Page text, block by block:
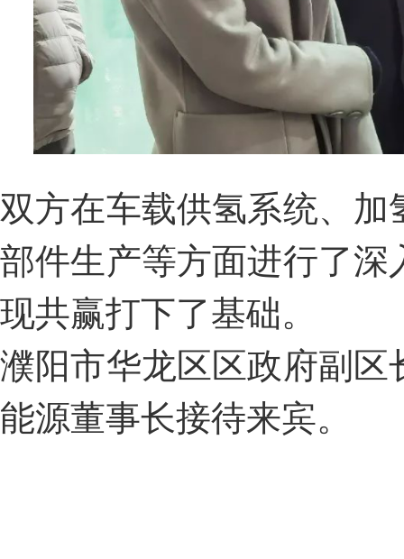
双方在车载供氢系统、
部件生产等方面进行了
现共赢打下了基础。
濮阳市华龙区区政府副
能源董事长接待来宾。